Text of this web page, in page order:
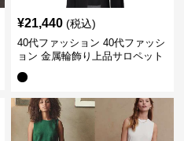
¥21,440 (税込)
40代ファッション 40代ファッシ
ョン 金属輪飾り上品サロペット